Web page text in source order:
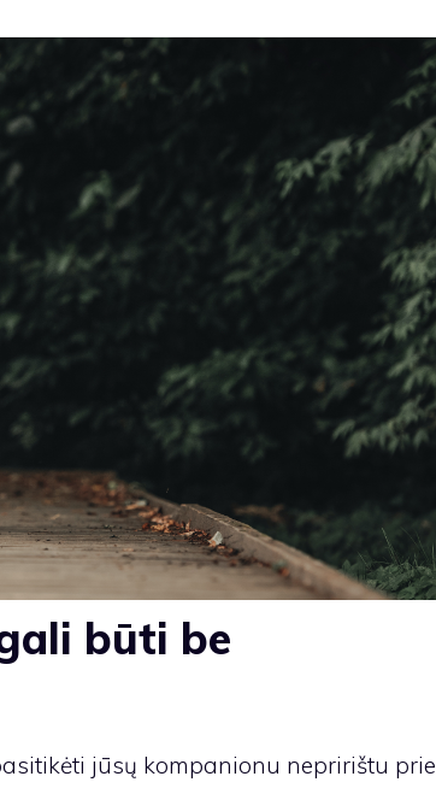
būti be
jūsų kompanionu nepririštu prie